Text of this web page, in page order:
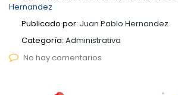
Hernandez
Publicado por: Juan Pablo Hernandez
Categoría: Administrativa
No hay comentarios